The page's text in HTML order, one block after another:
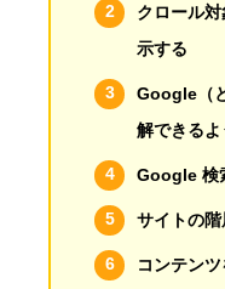
クロール
示する
Google（
解できる
Google 検
サイトの
コンテン